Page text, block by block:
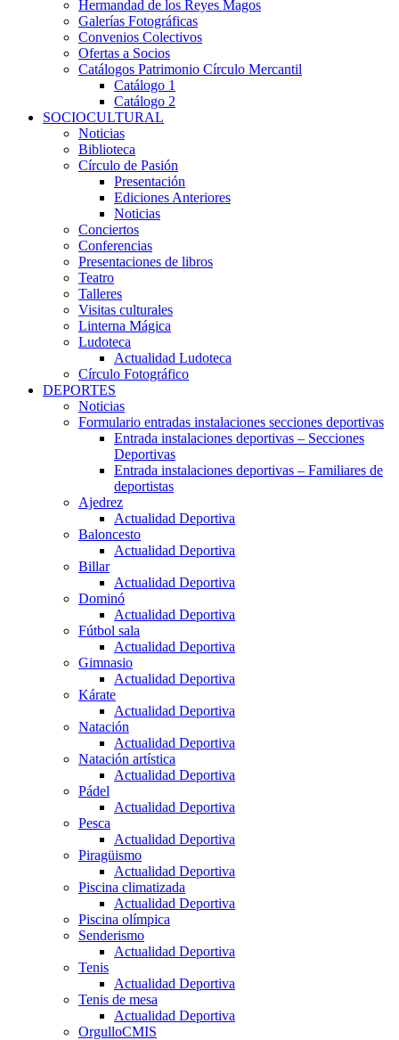
Hermandad de los Reyes Magos
Galerías Fotográficas
Convenios Colectivos
Ofertas a Socios
Catálogos Patrimonio Círculo Mercantil
Catálogo 1
Catálogo 2
SOCIOCULTURAL
Noticias
Biblioteca
Círculo de Pasión
Presentación
Ediciones Anteriores
Noticias
Conciertos
Conferencias
Presentaciones de libros
Teatro
Talleres
Visitas culturales
Linterna Mágica
Ludoteca
Actualidad Ludoteca
Círculo Fotográfico
DEPORTES
Noticias
Formulario entradas instalaciones secciones deportivas
Entrada instalaciones deportivas – Secciones
Deportivas
Entrada instalaciones deportivas – Familiares de
deportistas
Ajedrez
Actualidad Deportiva
Baloncesto
Actualidad Deportiva
Billar
Actualidad Deportiva
Dominó
Actualidad Deportiva
Fútbol sala
Actualidad Deportiva
Gimnasio
Actualidad Deportiva
Kárate
Actualidad Deportiva
Natación
Actualidad Deportiva
Natación artística
Actualidad Deportiva
Pádel
Actualidad Deportiva
Pesca
Actualidad Deportiva
Piragüismo
Actualidad Deportiva
Piscina climatizada
Actualidad Deportiva
Piscina olímpica
Senderismo
Actualidad Deportiva
Tenis
Actualidad Deportiva
Tenis de mesa
Actualidad Deportiva
OrgulloCMIS